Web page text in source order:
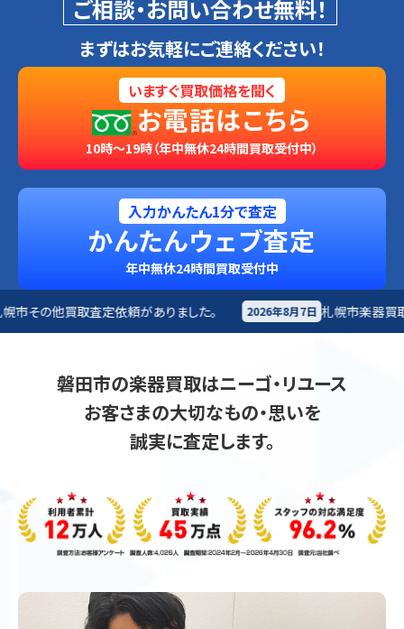
ご相談・お問い合わせ無料！
まずはお気軽にご連絡ください！
いますぐ買取価格を聞く
お電話はこちら
10時～19時（年中無休24時間買取受付中）
入力かんたん1分で査定
かんたんウェブ査定
年中無休24時間買取受付中
ありました。 2026年8月7日 札幌市 楽器買取査定依頼がありました。
磐田市の楽器買取はニーゴ・リユース
お客さまの大切なもの・思いを
誠実に査定します。